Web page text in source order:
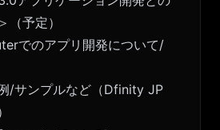
（予定）
でのアプリ開発について/
/サンプルなど（Dfinity JP